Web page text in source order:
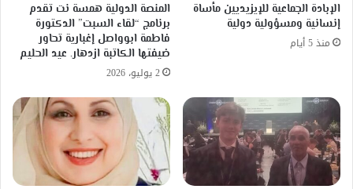
الإبادة الجماعية للإيزيديين مأساة
إنسانية ومسؤولية دولية
منذ 5 أيام
المنصة الدولية همسة نت تقدم
برنامج “لقاء السبت” الدكتورة
فاطمة ابوواصل إغبارية تحاور
ضيفتها الكاتبة ازدهار. عيد الحليم
2 يوليو، 2026